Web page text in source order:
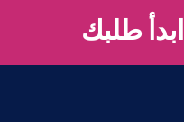
ابدأ طلبك